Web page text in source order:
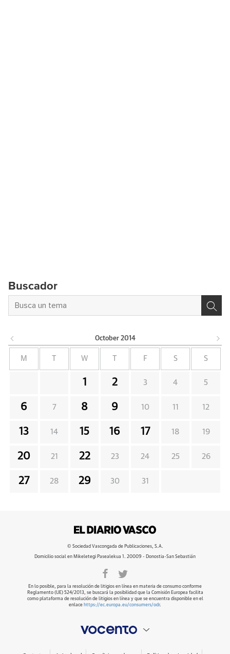
Buscador
October 2014
M W F S S
1 2 3 4 5
6 7 8 9 10 11 12
13 14 15 16 17 18 19
20 21 22 23 24 25 26
27 28 29 30 31
© Sociedad Vascongada de Publicaciones, S.A.
Domicilio social en Mikeletegi Pasealekua 1. 20009 - Donostia-San Sebastián
En lo posible, para la resolución de litigios en línea en materia de consumo conforme
Reglamento (UE) 524/2013, se buscará la posibilidad que la Comisión Europea facilita
como plataforma de resolución de litigios en línea y que se encuentra disponible en el
enlace https://ec.europa.eu/consumers/odr.